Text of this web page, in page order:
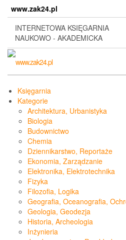
content
www.zak24.pl
INTERNETOWA KSIĘGARNIA
NAUKOWO - AKADEMICKA
Księgarnia
Kategorie
Architektura, Urbanistyka
Biologia
Budownictwo
Chemia
Dziennikarstwo, Reportaże
Ekonomia, Zarządzanie
Elektronika, Elektrotechnika
Fizyka
Filozofia, Logika
Geografia, Oceanografia,
Geologia, Geodezja
Historia, Archeologia
Inżynieria